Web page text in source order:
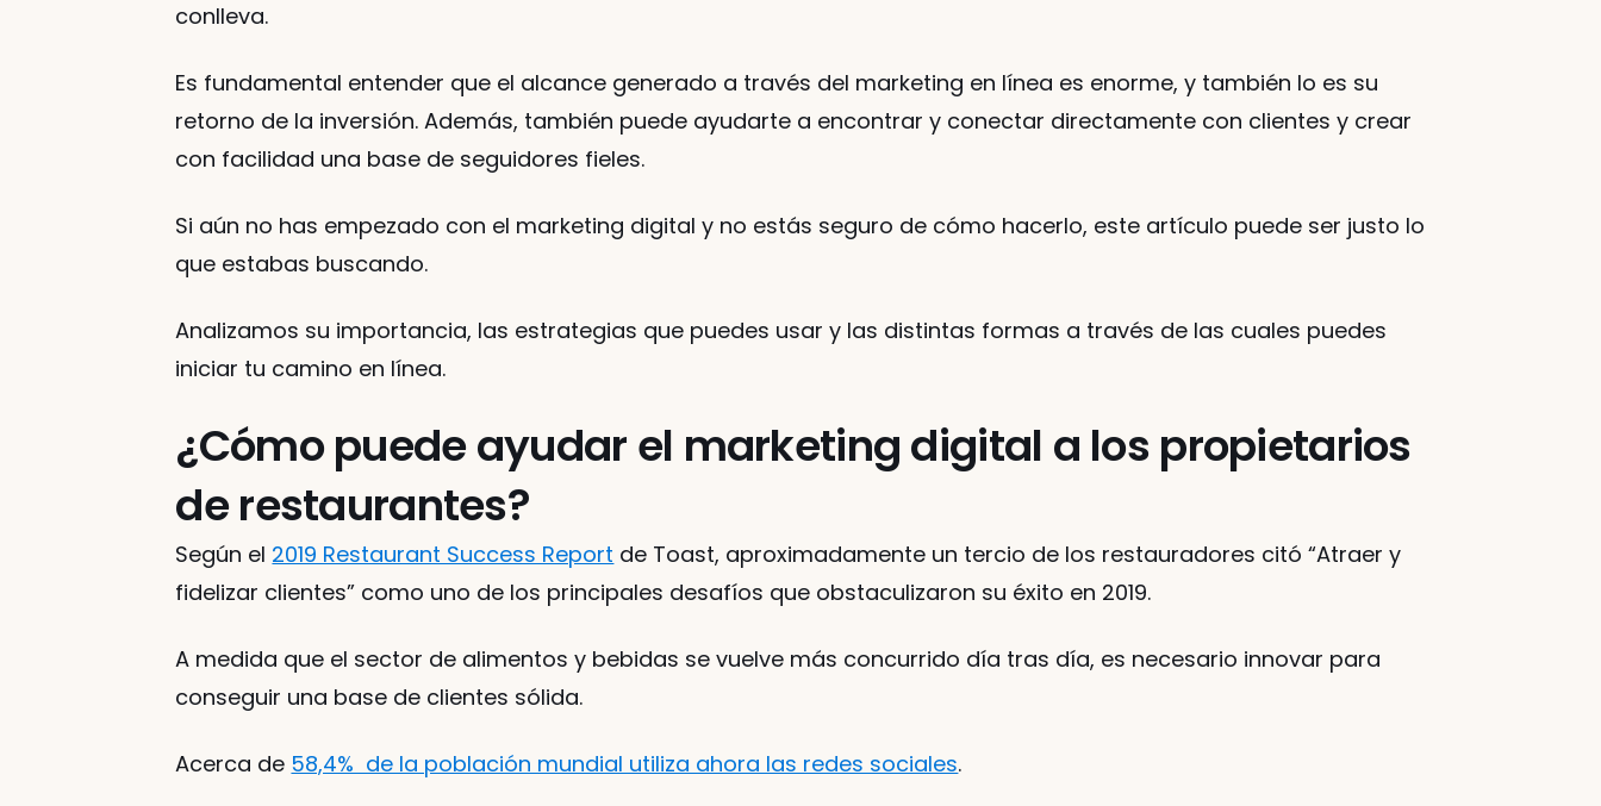
conlleva.
Es fundamental entender que el alcance generado a través del marketing en línea es enorme, y también lo es su
retorno de la inversión. Además, también puede ayudarte a encontrar y conectar directamente con clientes y crear
con facilidad una base de seguidores fieles.
Si aún no has empezado con el marketing digital y no estás seguro de cómo hacerlo, este artículo puede ser justo lo
que estabas buscando.
Analizamos su importancia, las estrategias que puedes usar y las distintas formas a través de las cuales puedes
iniciar tu camino en línea.
¿Cómo puede ayudar el marketing digital a los propietarios
de restaurantes?
Según el 2019 Restaurant Success Report de Toast, aproximadamente un tercio de los restauradores citó “Atraer y
fidelizar clientes” como uno de los principales desafíos que obstaculizaron su éxito en 2019.
A medida que el sector de alimentos y bebidas se vuelve más concurrido día tras día, es necesario innovar para
conseguir una base de clientes sólida.
Acerca de 58,4%  de la población mundial utiliza ahora las redes sociales.